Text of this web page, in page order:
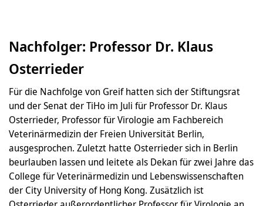
Nachfolger: Professor Dr. Klaus
Osterrieder
Für die Nachfolge von Greif hatten sich der Stiftungsrat
und der Senat der TiHo im Juli für Professor Dr. Klaus
Osterrieder, Professor für Virologie am Fachbereich
Veterinärmedizin der Freien Universität Berlin,
ausgesprochen. Zuletzt hatte Osterrieder sich in Berlin
beurlauben lassen und leitete als Dekan für zwei Jahre das
College für Veterinärmedizin und Lebenswissenschaften
der City University of Hong Kong. Zusätzlich ist